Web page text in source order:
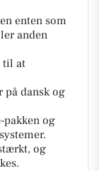
enten som
anden
til at
på dansk og
og
og